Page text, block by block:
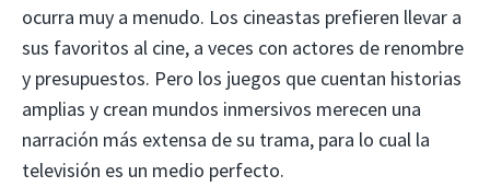
ocurra muy a menudo. Los cineastas prefieren llevar a
sus favoritos al cine, a veces con actores de renombre
y presupuestos. Pero los juegos que cuentan historias
amplias y crean mundos inmersivos merecen una
narración más extensa de su trama, para lo cual la
televisión es un medio perfecto.